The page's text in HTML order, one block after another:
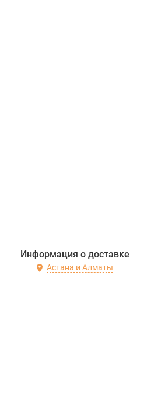
Информация о доставке
Астана и Алматы